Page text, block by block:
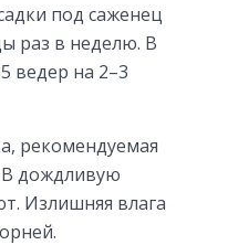
под саженец
раз в неделю. В
ведер на 2–3
рекомендуемая
В дождливую
Излишняя влага